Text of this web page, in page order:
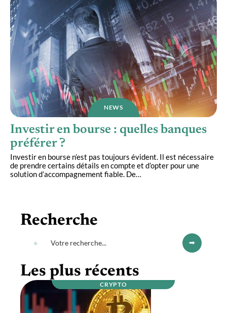
NEWS
Investir en bourse : quelles banques
préférer ?
Investir en bourse n’est pas toujours évident. Il est nécessaire
de prendre certains détails en compte et d’opter pour une
solution d’accompagnement fiable. De…
Recherche
Les plus récents
CRYPTO